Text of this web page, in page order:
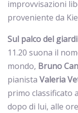
improvvisazioni
proveniente da
Sul palco del
11.20 suona il
mondo, Bruno
pianista Valeria
primo classificato
dopo di lui, alle